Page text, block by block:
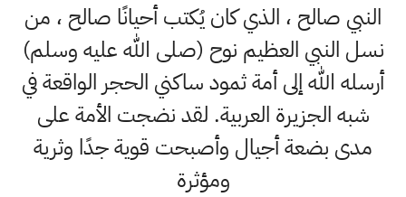
النبي صالح ، الذي كان يُكتب أحيانًا صالح ، من
نسل النبي العظيم نوح (صلى الله عليه وسلم)
أرسله الله إلى أمة ثمود ساكني الحجر الواقعة في
شبه الجزيرة العربية. لقد نضجت الأمة على
مدى بضعة أجيال وأصبحت قوية جدًا وثرية
ومؤثرة